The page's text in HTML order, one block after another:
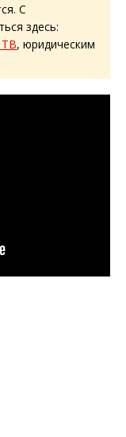
С
здесь:
ТВ, юридическим